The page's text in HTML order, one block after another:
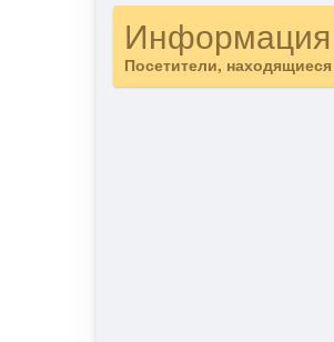
Информация
Посетители,